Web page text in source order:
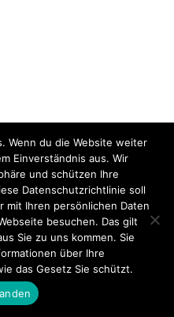
H-2 VERKERHSUNFALL
werden Über uns
Bilder
. Powered byWordPress
Wenn du die Website weiter
Einverständnis aus. Wir
und schützen Ihre
Datenschutzrichtlinie soll
mit Ihren persönlichen Daten
besuchen. Das gilt
Sie zu uns kommen. Sie
über Ihre
das Gesetz Sie schützt.